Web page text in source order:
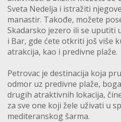
Sveta Nedelja i istražiti
manastir. Takođe, možete
Skadarsko jezero ili se uputiti
i Bar, gde ćete otkriti još više
atrakcija, kao i predivne plaže.
Petrovac je destinacija koja
odmor uz predivne plaže,
drugih atraktivnih lokacija,
za sve one koji žele uživati u
mediteranskog šarma.